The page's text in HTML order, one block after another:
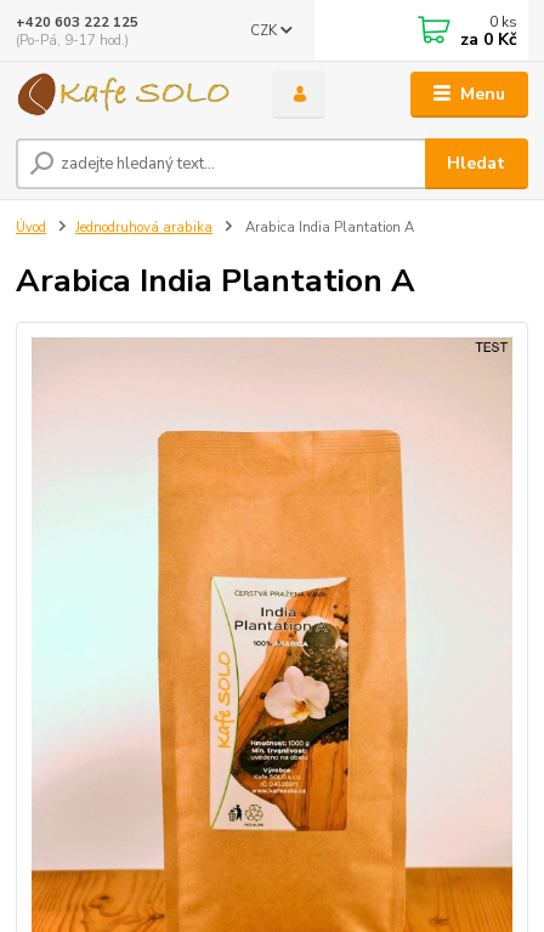
Menu
CZK
Hledat
+420 603 222 125
(Po-Pá, 9-17 hod.)
0 ks
za 0 Kč
Úvod Jednodruhová arabika Arabica India Plantation A
Arabica India Plantation A